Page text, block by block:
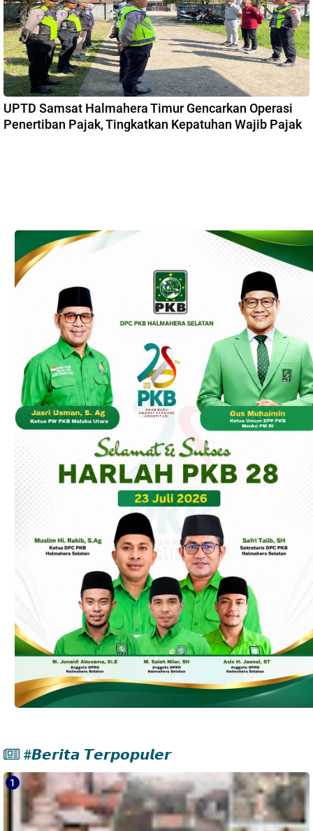
UPTD Samsat Halmahera Timur Gencarkan Operasi
Penertiban Pajak, Tingkatkan Kepatuhan Wajib Pajak
#𝘽𝙚𝙧𝙞𝙩𝙖 𝙏𝙚𝙧𝙥𝙤𝙥𝙪𝙡𝙚𝙧